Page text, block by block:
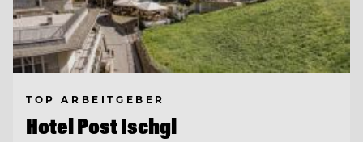
TOP ARBEITGEBER
Hotel Post Ischgl